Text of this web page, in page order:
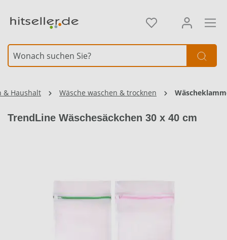
& Haushalt Wäsche waschen & trocknen
TrendLine Wäschesäckchen 30 x 40 cm